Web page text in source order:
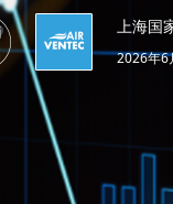
上海国
2026年6